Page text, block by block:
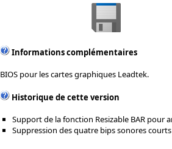
Informations complémentaires
BIOS pour les cartes graphiques Leadtek.
Historique de cette version
Support de la fonction Resizable BAR pour
Suppression des quatre bips sonores